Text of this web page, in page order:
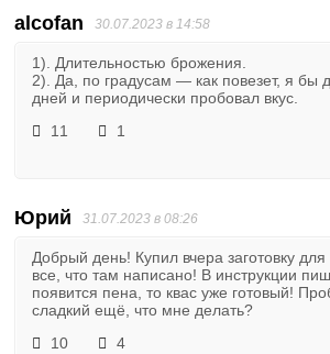
alcofan 30.07.2023 в 14:58
1). Длительностью брожения.
2). Да, по градусам — как повезет, я бы
дней и периодически пробовал вкус.
11
1
Юрий 31.07.2023 в 08:26
Добрый день! Купил вчера заготовку
все, что там написано! В инструкции
появится пена, то квас уже готовый!
сладкий ещё, что мне делать?
10
4